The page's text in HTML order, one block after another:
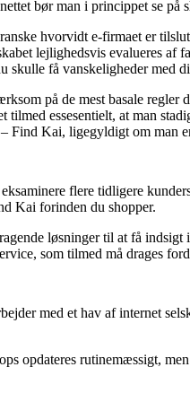
bør man i princippet se på
hvorvidt e-firmaet er
lejlighedsvis evalueres
skulle få vanskeligheder med
på de mest basale
tilmed essesentielt, at man
Find Kai, ligegyldigt om man
flere tidligere
Kai forinden du shopper.
løsninger til at få
som tilmed må drages
med et hav af internet
opdateres rutinemæssigt,